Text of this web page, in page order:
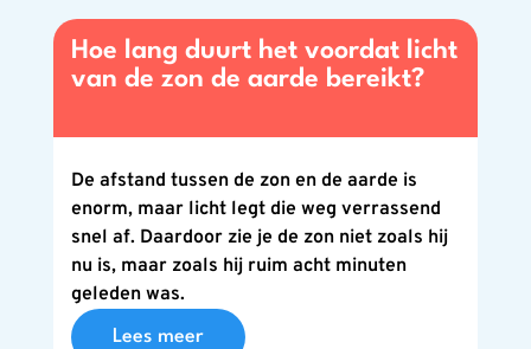
Hoe lang duurt het voordat licht
van de zon de aarde bereikt?
De afstand tussen de zon en de aarde is
enorm, maar licht legt die weg verrassend
snel af. Daardoor zie je de zon niet zoals hij
nu is, maar zoals hij ruim acht minuten
geleden was.
Lees meer